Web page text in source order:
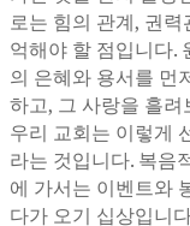
로는 힘의 관계, 권
억해야 할 점입니다.
의 은혜와 용서를 먼
하고, 그 사랑을 흘
우리 교회는 이렇게
라는 것입니다. 복음
에 가서는 이벤트와
다가 오기 십상입니